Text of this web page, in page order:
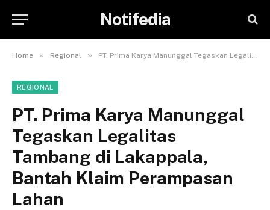
Notifedia
Home » Regional » PT. Prima Karya Manunggal Tegaskan Legalitas Tambang di Lakappala, Bantah Klaim Perampasan Lahan
REGIONAL
PT. Prima Karya Manunggal
Tegaskan Legalitas
Tambang di Lakappala,
Bantah Klaim Perampasan
Lahan